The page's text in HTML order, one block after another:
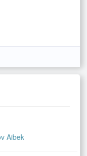
Aibek